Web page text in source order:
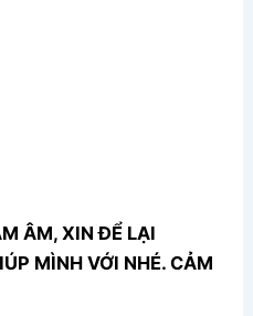
ÂM, XIN ĐỂ LẠI
MÌNH VỚI NHÉ. CẢM